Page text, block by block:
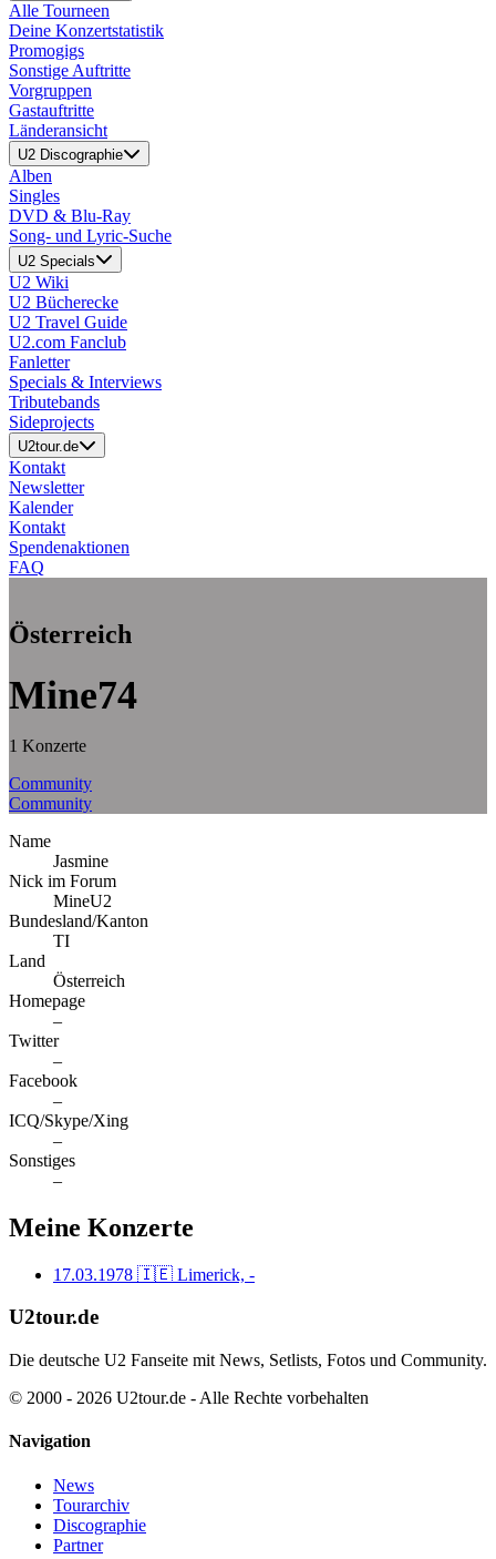
Alle Tourneen
Deine Konzertstatistik
Promogigs
Sonstige Auftritte
Vorgruppen
Gastauftritte
Länderansicht
U2 Discographie
Alben
Singles
DVD & Blu-Ray
Song- und Lyric-Suche
U2 Specials
U2 Wiki
U2 Bücherecke
U2 Travel Guide
U2.com Fanclub
Fanletter
Specials & Interviews
Tributebands
Sideprojects
U2tour.de
Kontakt
Newsletter
Kalender
Kontakt
Spendenaktionen
FAQ
Österreich
Mine74
1 Konzerte
Community
Community
Name
Jasmine
Nick im Forum
MineU2
Bundesland/Kanton
TI
Land
Österreich
Homepage
–
Twitter
–
Facebook
–
ICQ/Skype/Xing
–
Sonstiges
–
Meine Konzerte
17.03.1978 🇮🇪 Limerick, -
U2tour.de
Die deutsche U2 Fanseite mit News, Setlists, Fotos und Community.
© 2000 - 2026 U2tour.de - Alle Rechte vorbehalten
Navigation
News
Tourarchiv
Discographie
Partner